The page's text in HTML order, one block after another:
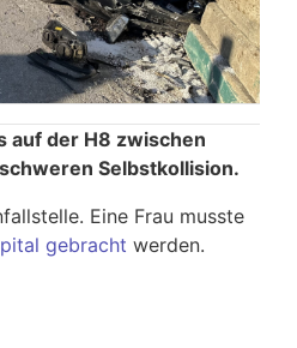
auf der H8 zwischen
Selbstkollision.
Eine Frau musste
gebracht werden.